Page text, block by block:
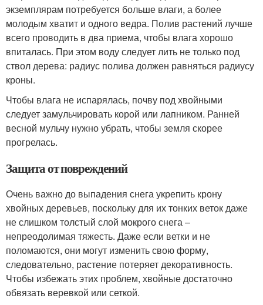
экземплярам потребуется больше влаги, а более
молодым хватит и одного ведра. Полив растений лучше
всего проводить в два приема, чтобы влага хорошо
впиталась. При этом воду следует лить не только под
ствол дерева: радиус полива должен равняться радиусу
кроны.
Чтобы влага не испарялась, почву под хвойными
следует замульчировать корой или лапником. Ранней
весной мульчу нужно убрать, чтобы земля скорее
прогрелась.
Защита от повреждений
Очень важно до выпадения снега укрепить крону
хвойных деревьев, поскольку для их тонких веток даже
не слишком толстый слой мокрого снега –
непреодолимая тяжесть. Даже если ветки и не
поломаются, они могут изменить свою форму,
следовательно, растение потеряет декоративность.
Чтобы избежать этих проблем, хвойные достаточно
обвязать веревкой или сеткой.